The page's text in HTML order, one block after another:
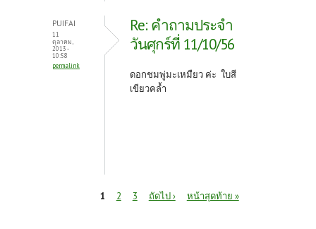
PUIFAI
11
ตุลาคม,
2013 -
10:58
permalink
Re: คำถามประจำ
วันศุกร์ที่ 11/10/56
ดอกชมพู่มะเหมืยว ค่ะ ใบสี
เขียวคล้ำ
1 2 3 ถัดไป › หน้าสุดท้าย »